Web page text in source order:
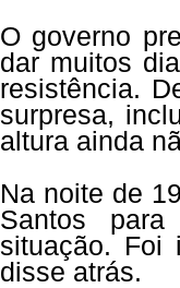
O governo
dar muitos
resistência.
surpresa,
altura ainda
Na noite de
Santos
situação. Foi
disse atrás.